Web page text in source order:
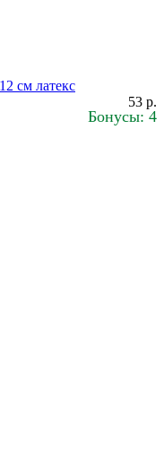
см латекс
53 р.
Бонусы: 4